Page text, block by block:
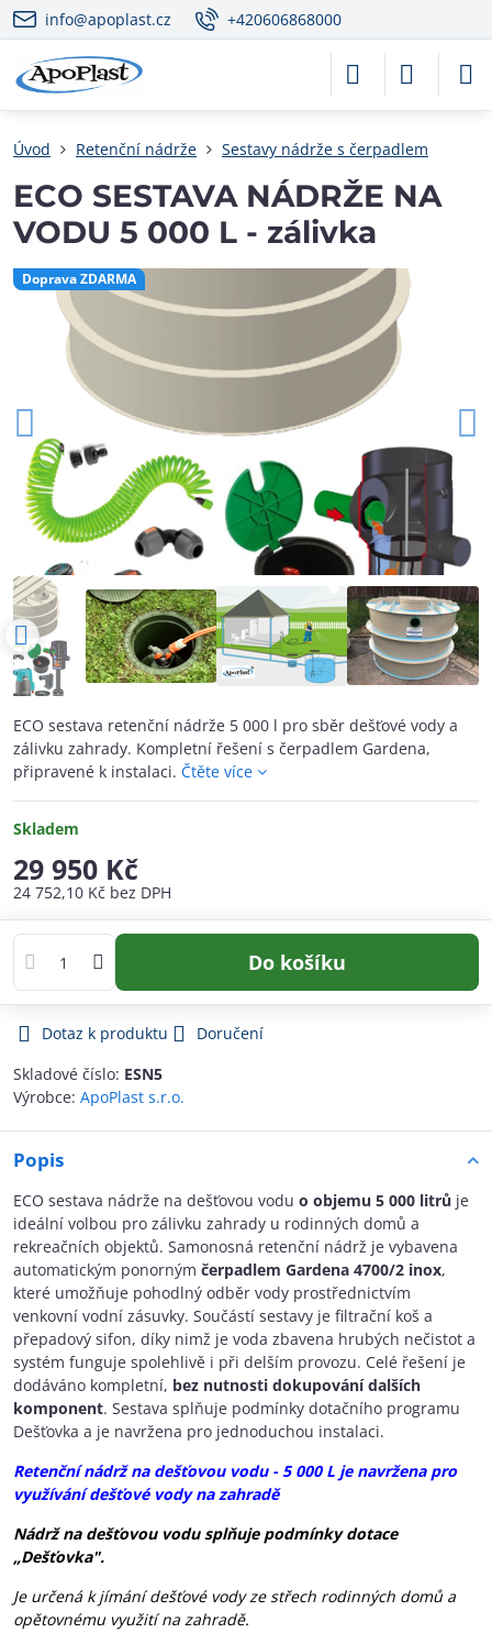
info@apoplast.cz +420606868000
Doprava ZDARMA
Úvod Retenční nádrže Sestavy nádrže s čerpadlem
ECO SESTAVA NÁDRŽE NA
VODU 5 000 L - zálivka
ECO sestava retenční nádrže 5 000 l pro sběr dešťové vody a
zálivku zahrady. Kompletní řešení s čerpadlem Gardena,
připravené k instalaci. Čtěte více
Skladem
29 950 Kč
24 752,10 Kč bez DPH
Do košíku
Dotaz k produktu
Doručení
Skladové číslo: ESN5
Výrobce: ApoPlast s.r.o.
Popis
ECO sestava nádrže na dešťovou vodu o objemu 5 000 litrů je
ideální volbou pro zálivku zahrady u rodinných domů a
rekreačních objektů. Samonosná retenční nádrž je vybavena
automatickým ponorným čerpadlem Gardena 4700/2 inox,
které umožňuje pohodlný odběr vody prostřednictvím
venkovní vodní zásuvky. Součástí sestavy je filtrační koš a
přepadový sifon, díky nimž je voda zbavena hrubých nečistot a
systém funguje spolehlivě i při delším provozu. Celé řešení je
dodáváno kompletní, bez nutnosti dokupování dalších
komponent. Sestava splňuje podmínky dotačního programu
Dešťovka a je navržena pro jednoduchou instalaci.
Retenční nádrž na dešťovou vodu - 5 000 L je navržena pro
využívání dešťové vody na zahradě
Nádrž na dešťovou vodu splňuje podmínky dotace
„Dešťovka".
Je určená k jímání dešťové vody ze střech rodinných domů a
opětovnému využití na zahradě.